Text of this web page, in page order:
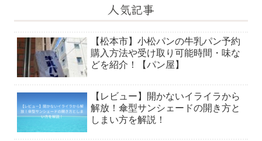
人気記事
【松本市】小松パンの牛乳パン予約
購入方法や受け取り可能時間・味な
どを紹介！【パン屋】
【レビュー】開かないイライラから
解放！傘型サンシェードの開き方と
しまい方を解説！